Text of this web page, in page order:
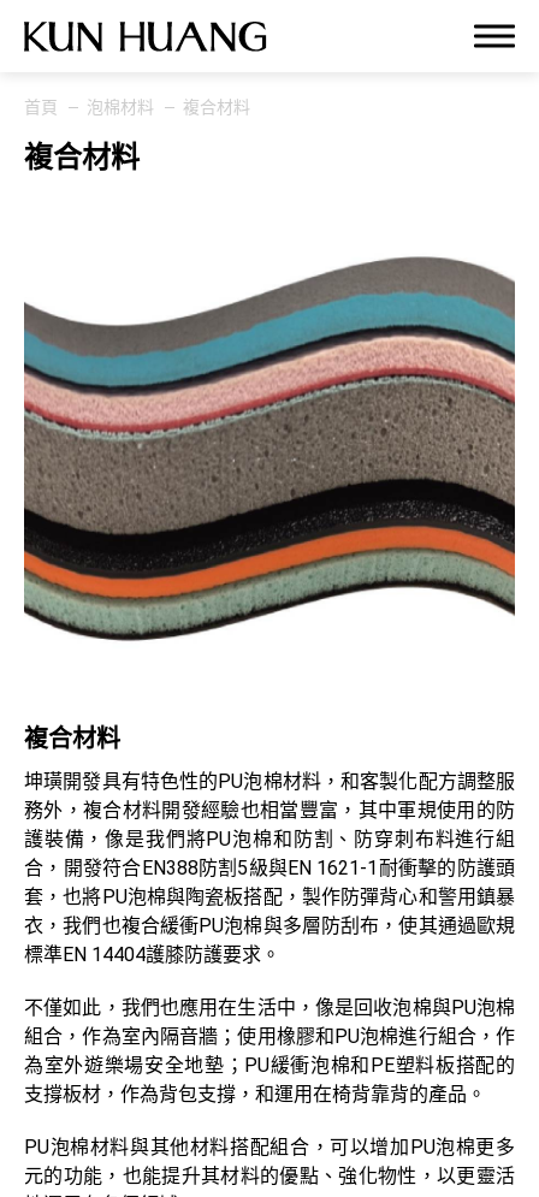
首頁 泡棉材料 複合材料
複合材料
複合材料
坤璜開發具有特色性的PU泡棉材料，和客製化配方調整服
務外，複合材料開發經驗也相當豐富，其中軍規使用的防
護裝備，像是我們將PU泡棉和防割、防穿刺布料進行組
合，開發符合EN388防割5級與EN 1621-1耐衝擊的防護頭
套，也將PU泡棉與陶瓷板搭配，製作防彈背心和警用鎮暴
衣，我們也複合緩衝PU泡棉與多層防刮布，使其通過歐規
標準EN 14404護膝防護要求。
不僅如此，我們也應用在生活中，像是回收泡棉與PU泡棉
組合，作為室內隔音牆；使用橡膠和PU泡棉進行組合，作
為室外遊樂場安全地墊；PU緩衝泡棉和PE塑料板搭配的
支撐板材，作為背包支撐，和運用在椅背靠背的產品。
PU泡棉材料與其他材料搭配組合，可以增加PU泡棉更多
元的功能，也能提升其材料的優點、強化物性，以更靈活
泡棉材料
高性能PU泡棉
POLIPLUS HYBRID
惰性PU泡棉 SHOCKEZE
客製化配方
複合材料
市場領域
研究開發
專案計畫
最新消息
認證評鑑